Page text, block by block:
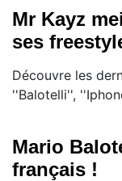
Mr Kayz
ses
Découvre les
''Balotelli'',
Mario
français !